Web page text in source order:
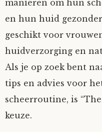
manieren om hun
en hun huid
geschikt voor
huidverzorging en
Als je op zoek bent
tips en advies voor
scheerroutine, is
keuze.